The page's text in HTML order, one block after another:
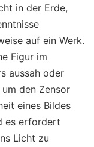
in der Erde,
auf ein Werk.
Figur im
aussah oder
den Zensor
eines Bildes
es erfordert
Licht zu